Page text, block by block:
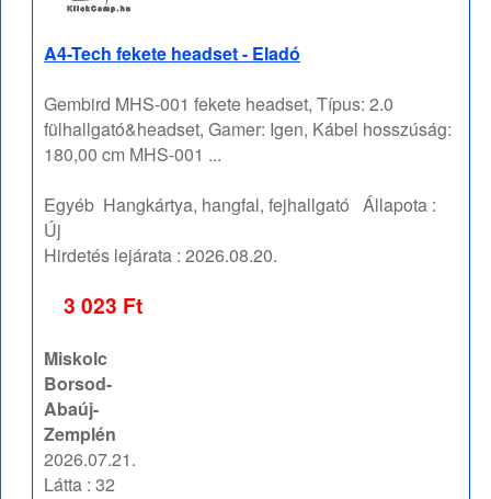
A4-Tech fekete headset - Eladó
Gembird MHS-001 fekete headset, Típus: 2.0
fülhallgató&headset, Gamer: Igen, Kábel hosszúság:
180,00 cm MHS-001 ...
Egyéb Hangkártya, hangfal, fejhallgató Állapota :
Új
Hirdetés lejárata :2026.08.20.
3 023 Ft
Miskolc
Borsod-
Abaúj-
Zemplén
2026.07.21.
Látta : 32